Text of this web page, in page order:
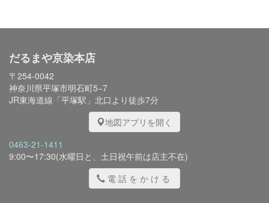
だるまや京染本店
〒254-0042
神奈川県平塚市明石町5−7
JR東海道線「平塚駅」北口より徒歩7分
地図アプリを開く
0463-21-1411
9:00〜17:30(水曜日と、土日祝午前は店主不在)
電話をかける